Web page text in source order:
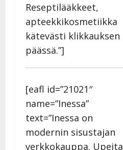
Reseptilääkkeet,
apteekkikosmetiikka
kätevästi klikkauksen
päässä.”]
[eafl id=”21021″
name=”Inessa”
text=”Inessa on
modernin sisustajan
verkkokauppa. Upeita